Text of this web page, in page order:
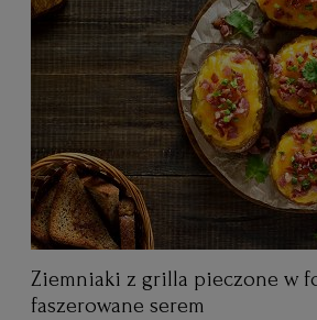
Ziemniaki z grilla pieczone w
faszerowane serem